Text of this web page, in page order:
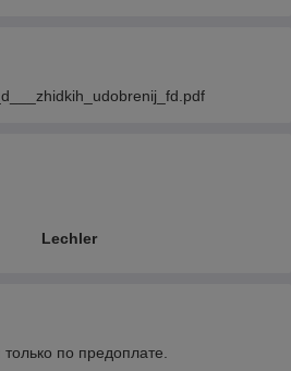
Lechler
по предоплате.